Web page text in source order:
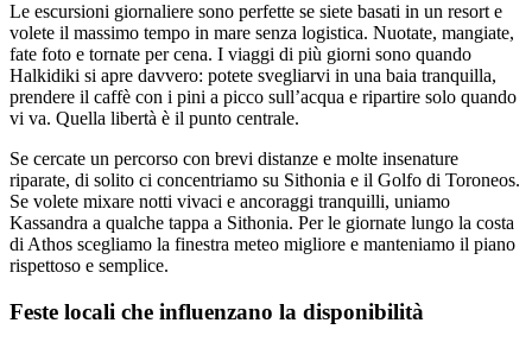
Le escursioni giornaliere sono perfette se siete basati in un resort e
volete il massimo tempo in mare senza logistica. Nuotate, mangiate,
fate foto e tornate per cena. I viaggi di più giorni sono quando
Halkidiki si apre davvero: potete svegliarvi in una baia tranquilla,
prendere il caffè con i pini a picco sull’acqua e ripartire solo quando
vi va. Quella libertà è il punto centrale.
Se cercate un percorso con brevi distanze e molte insenature
riparate, di solito ci concentriamo su Sithonia e il Golfo di Toroneos.
Se volete mixare notti vivaci e ancoraggi tranquilli, uniamo
Kassandra a qualche tappa a Sithonia. Per le giornate lungo la costa
di Athos scegliamo la finestra meteo migliore e manteniamo il piano
rispettoso e semplice.
Feste locali che influenzano la disponibilità